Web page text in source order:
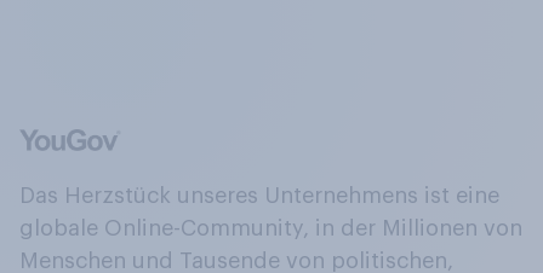
Das Herzstück unseres Unternehmens ist eine
globale Online-Community, in der Millionen von
Menschen und Tausende von politischen,